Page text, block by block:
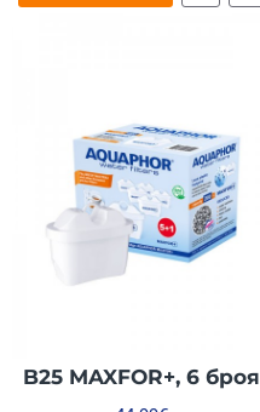
B25 MAXFOR+, 6 броя